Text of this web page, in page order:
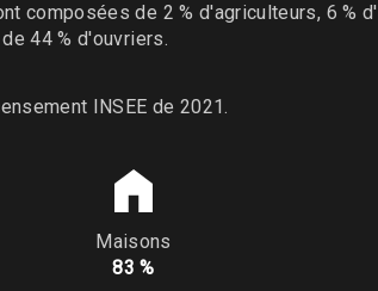
composées de 2 % d'agriculteurs, 6 %
44 % d'ouvriers.
INSEE de 2021.
Maisons
83 %